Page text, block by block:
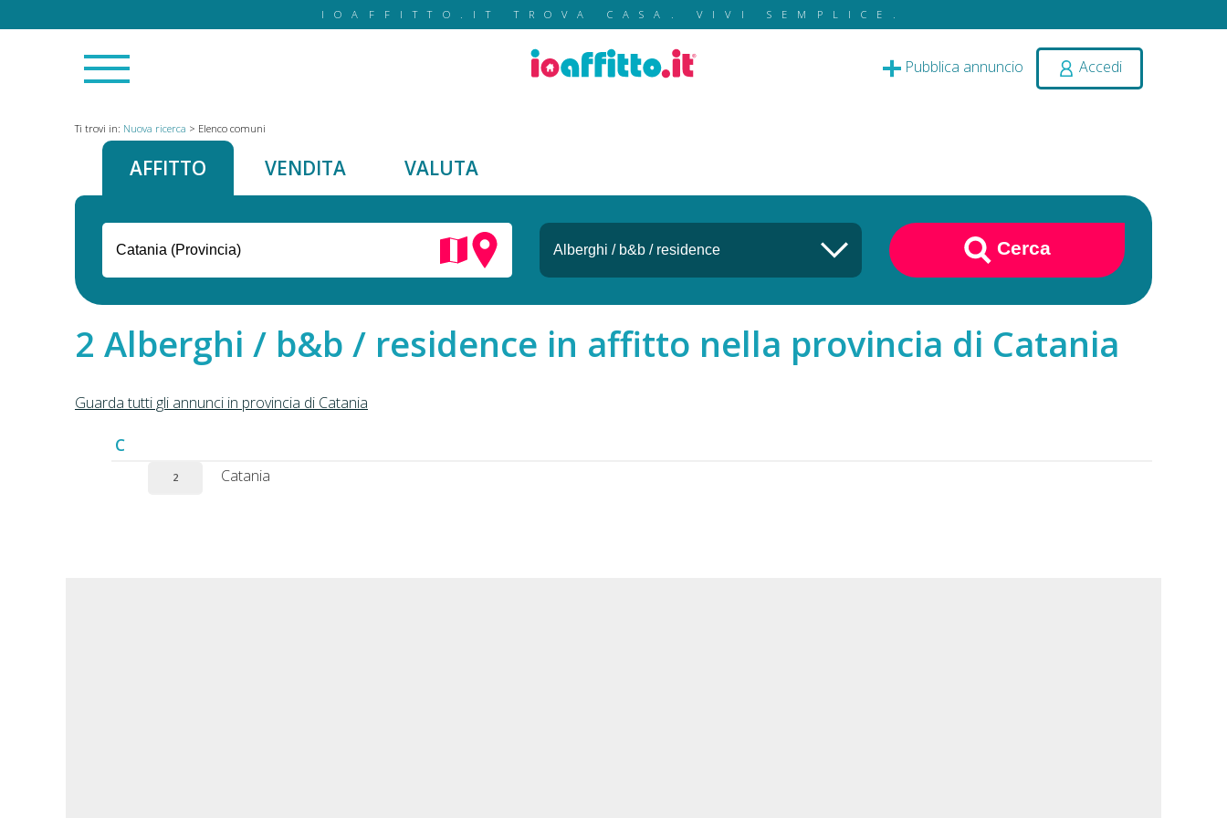
IOAFFITTO.IT TROVA CASA. VIVI SEMPLICE.
Pubblica annuncio Accedi
Ti trovi in: Nuova ricerca > Elenco comuni
AFFITTO VENDITA VALUTA
Cerca
Alberghi / b&b / residence in affitto nella provincia di Catania
Guarda tutti gli annunci in provincia di Catania
C
2 Catania